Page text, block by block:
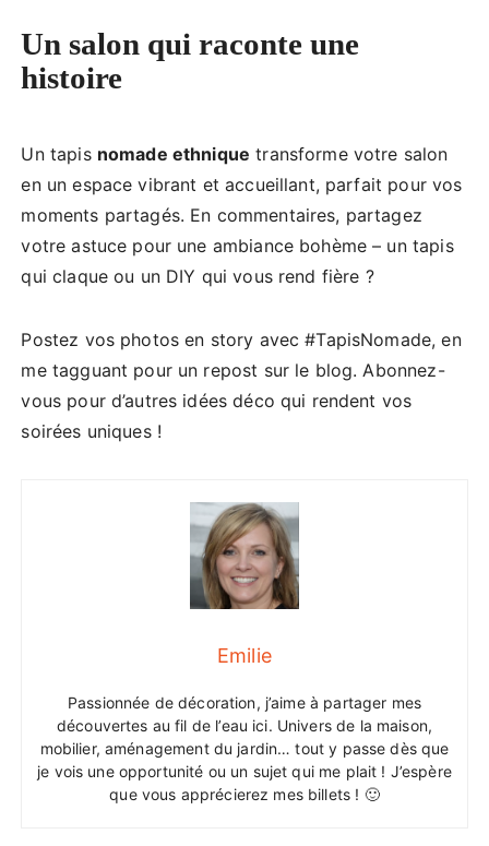
Un salon qui raconte une
histoire
Un tapis nomade ethnique transforme votre salon
en un espace vibrant et accueillant, parfait pour vos
moments partagés. En commentaires, partagez
votre astuce pour une ambiance bohème – un tapis
qui claque ou un DIY qui vous rend fière ?
Postez vos photos en story avec #TapisNomade, en
me tagguant pour un repost sur le blog. Abonnez-
vous pour d’autres idées déco qui rendent vos
soirées uniques !
Emilie
Passionnée de décoration, j’aime à partager mes
découvertes au fil de l’eau ici. Univers de la maison,
mobilier, aménagement du jardin… tout y passe dès que
je vois une opportunité ou un sujet qui me plait ! J’espère
que vous apprécierez mes billets ! 🙂